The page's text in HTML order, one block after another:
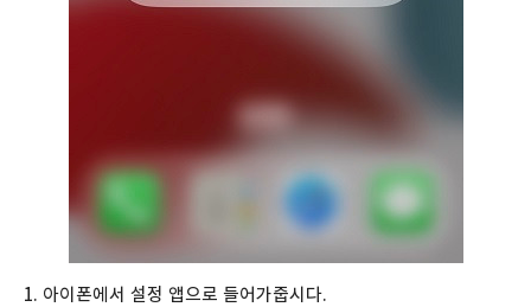
1. 아이폰에서 설정 앱으로 들어가줍시다.